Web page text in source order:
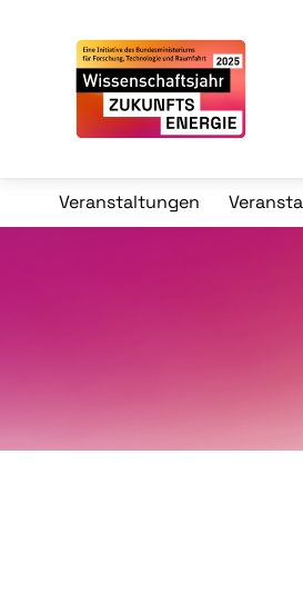
Veranstaltungen